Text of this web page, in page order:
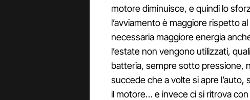
motore diminuisce, e quindi lo
l’avviamento è maggiore rispetto
necessaria maggiore energia
l’estate non vengono utilizzati,
batteria, sempre sotto pressione,
succede che a volte si apre l’auto,
il motore… e invece ci si ritrova